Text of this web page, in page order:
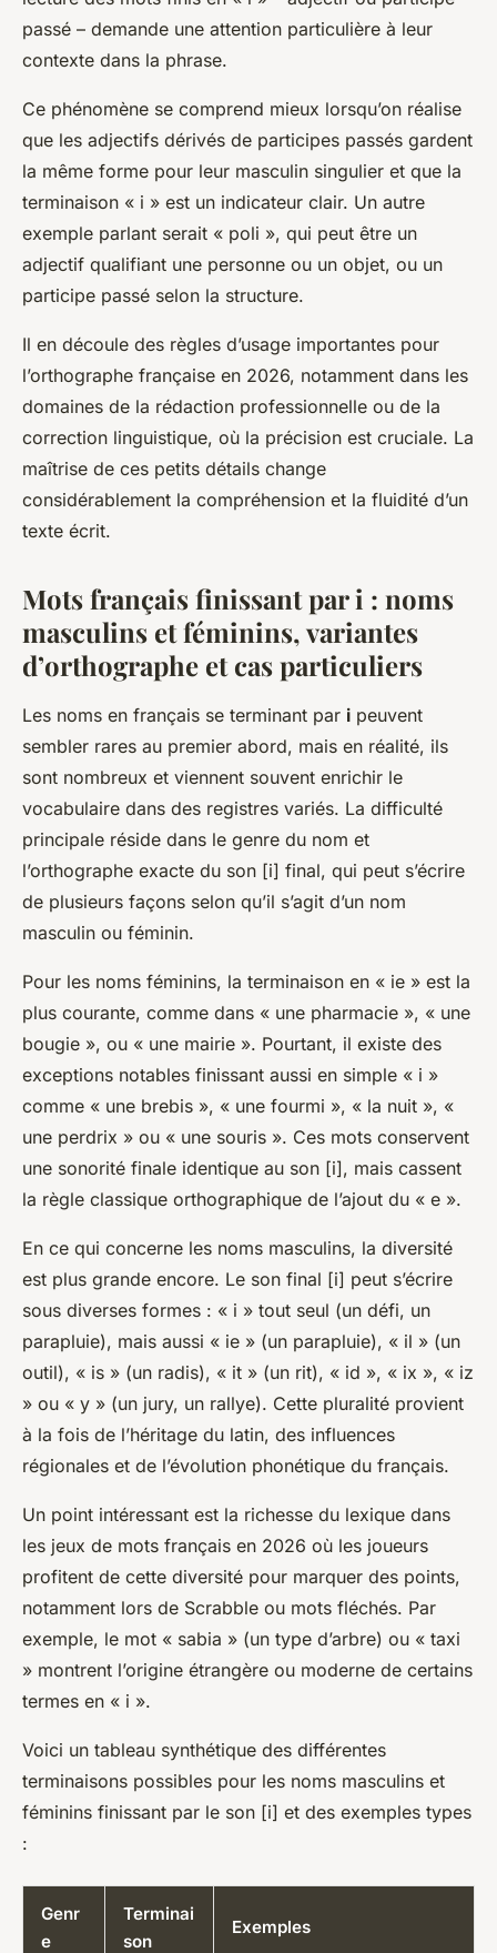
passé – demande une attention particulière à leur
contexte dans la phrase.
Ce phénomène se comprend mieux lorsqu’on réalise
que les adjectifs dérivés de participes passés gardent
la même forme pour leur masculin singulier et que la
terminaison « i » est un indicateur clair. Un autre
exemple parlant serait « poli », qui peut être un
adjectif qualifiant une personne ou un objet, ou un
participe passé selon la structure.
Il en découle des règles d’usage importantes pour
l’orthographe française en 2026, notamment dans les
domaines de la rédaction professionnelle ou de la
correction linguistique, où la précision est cruciale. La
maîtrise de ces petits détails change
considérablement la compréhension et la fluidité d’un
texte écrit.
Mots français finissant par i : noms
masculins et féminins, variantes
d’orthographe et cas particuliers
Les noms en français se terminant par i peuvent
sembler rares au premier abord, mais en réalité, ils
sont nombreux et viennent souvent enrichir le
vocabulaire dans des registres variés. La difficulté
principale réside dans le genre du nom et
l’orthographe exacte du son [i] final, qui peut s’écrire
de plusieurs façons selon qu’il s’agit d’un nom
masculin ou féminin.
Pour les noms féminins, la terminaison en « ie » est la
plus courante, comme dans « une pharmacie », « une
bougie », ou « une mairie ». Pourtant, il existe des
exceptions notables finissant aussi en simple « i »
comme « une brebis », « une fourmi », « la nuit », «
une perdrix » ou « une souris ». Ces mots conservent
une sonorité finale identique au son [i], mais cassent
la règle classique orthographique de l’ajout du « e ».
En ce qui concerne les noms masculins, la diversité
est plus grande encore. Le son final [i] peut s’écrire
sous diverses formes : « i » tout seul (un défi, un
parapluie), mais aussi « ie » (un parapluie), « il » (un
outil), « is » (un radis), « it » (un rit), « id », « ix », « iz
» ou « y » (un jury, un rallye). Cette pluralité provient
à la fois de l’héritage du latin, des influences
régionales et de l’évolution phonétique du français.
Un point intéressant est la richesse du lexique dans
les jeux de mots français en 2026 où les joueurs
profitent de cette diversité pour marquer des points,
notamment lors de Scrabble ou mots fléchés. Par
exemple, le mot « sabia » (un type d’arbre) ou « taxi
» montrent l’origine étrangère ou moderne de certains
termes en « i ».
Voici un tableau synthétique des différentes
terminaisons possibles pour les noms masculins et
féminins finissant par le son [i] et des exemples types
:
Genr
e
Terminai
son
Exemples